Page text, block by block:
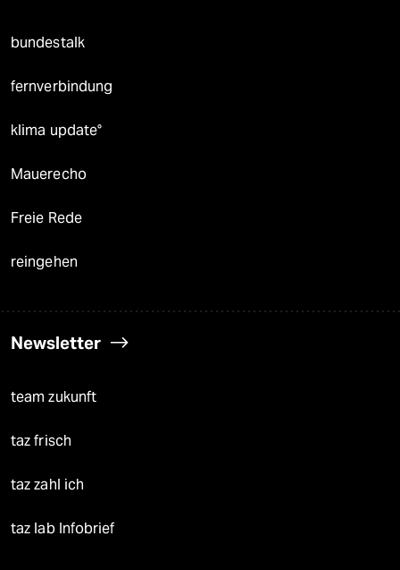
bundestalk
fernverbindung
klima update°
Mauerecho
Freie Rede
reingehen
Newsletter
team zukunft
taz frisch
taz zahl ich
taz lab Infobrief